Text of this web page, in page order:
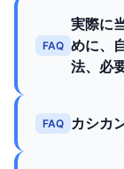
FAQ
実際に
めに、
法、必
FAQ カシカ